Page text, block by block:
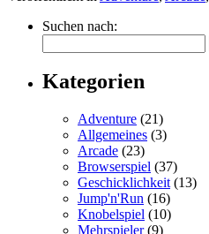
Suchen nach:
Kategorien
Adventure (21)
Allgemeines (3)
Arcade (23)
Browserspiel (37)
Geschicklichkeit (13)
Jump'n'Run (16)
Knobelspiel (10)
Mehrspieler(9)